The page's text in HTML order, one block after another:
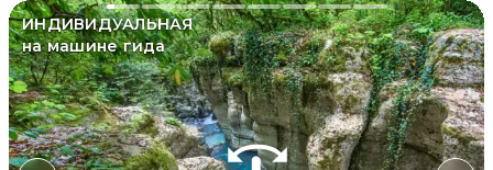
ИНДИВИДУАЛЬНАЯ
на машине гида